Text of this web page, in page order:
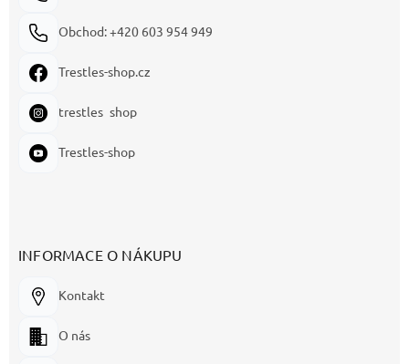
Obchod: +420 603 954 949
Trestles-shop.cz
trestles_shop
Trestles-shop
INFORMACE O NÁKUPU
Kontakt
O nás